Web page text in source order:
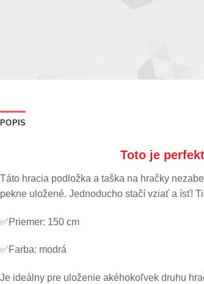
POPIS
Toto je
Táto hracia podložka a taška na hračky
pekne uložené. Jednoducho stačí vziať a ísť!
✅Priemer: 150 cm
✅Farba: modrá
Je ideálny pre uloženie akéhokoľvek druhu